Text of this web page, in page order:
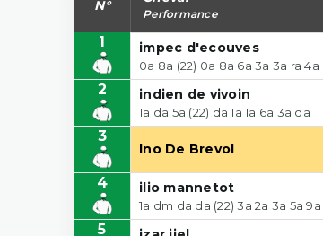
N°
Performance
1 impec d'ecouves
0a 8a (22) 0a 8a 6a 3a 3a ra 4a
2 indien de vivoin
1a da 5a (22) da 1a 1a 6a 3a da
3
Ino De Brevol
4 ilio mannetot
1a dm da da (22) 3a 2a 3a 5a 9a
5